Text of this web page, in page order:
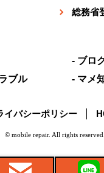
総務省
ブロ
ブル
マメ
イバシーポリシー
© mobile repair. All rights reserved.